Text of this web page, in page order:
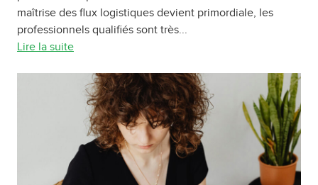
maîtrise des flux logistiques devient primordiale, les
professionnels qualifiés sont très...
Lire la suite